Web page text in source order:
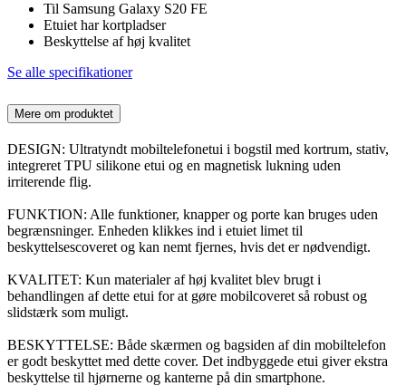
Til Samsung Galaxy S20 FE
Etuiet har kortpladser
Beskyttelse af høj kvalitet
Se alle specifikationer
Mere om produktet
DESIGN: Ultratyndt mobiltelefonetui i bogstil med kortrum, stativ,
integreret TPU silikone etui og en magnetisk lukning uden
irriterende flig.
FUNKTION: Alle funktioner, knapper og porte kan bruges uden
begrænsninger. Enheden klikkes ind i etuiet limet til
beskyttelsescoveret og kan nemt fjernes, hvis det er nødvendigt.
KVALITET: Kun materialer af høj kvalitet blev brugt i
behandlingen af dette etui for at gøre mobilcoveret så robust og
slidstærk som muligt.
BESKYTTELSE: Både skærmen og bagsiden af din mobiltelefon
er godt beskyttet med dette cover. Det indbyggede etui giver ekstra
beskyttelse til hjørnerne og kanterne på din smartphone.